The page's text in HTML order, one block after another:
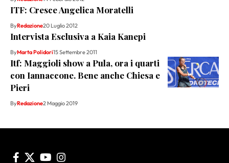
ITF: Cresce Angelica Moratelli
ByRedazione20 Luglio 2012
Intervista Esclusiva a Kaia Kanepi
ByMarta Polidori15 Settembre 2011
Itf: Maggioli show a Pula, ora i quarti
con Iannaccone. Bene anche Chiesa e
Pieri
ByRedazione2 Maggio 2019